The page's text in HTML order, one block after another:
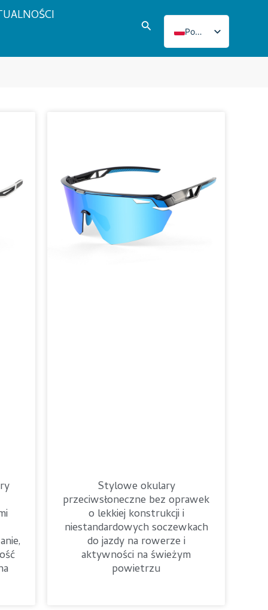
Szukaj
Polish
English
Portuguese
Stylowe okulary
przeciwsłoneczne bez oprawek
o lekkiej konstrukcji i
niestandardowych soczewkach
do jazdy na rowerze i
aktywności na świeżym
powietrzu